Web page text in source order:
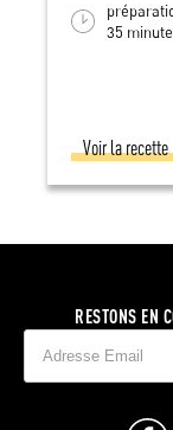
35
Voir la recette
RESTONS EN